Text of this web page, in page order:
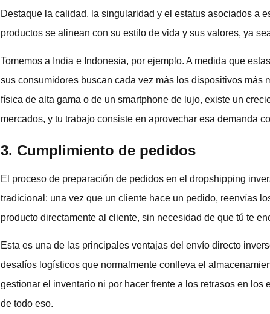
Destaque la calidad, la singularidad y el estatus asociados a
productos se alinean con su estilo de vida y sus valores, ya
Tomemos a India e Indonesia, por ejemplo. A medida que
sus consumidores buscan cada vez más los dispositivos más
física de alta gama o de un smartphone de lujo, existe un
mercados, y tu trabajo consiste en aprovechar esa demanda
3. Cumplimiento de pedidos
El proceso de preparación de pedidos en el dropshipping
tradicional: una vez que un cliente hace un pedido, reenvías
producto directamente al cliente, sin necesidad de que tú te
Esta es una de las principales ventajas del envío directo
desafíos logísticos que normalmente conlleva el
gestionar el inventario ni por hacer frente a los retrasos en
de todo eso.